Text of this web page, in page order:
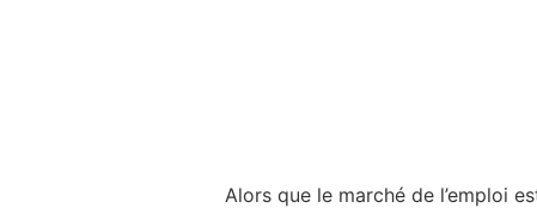
Alors que le marché de l’emploi